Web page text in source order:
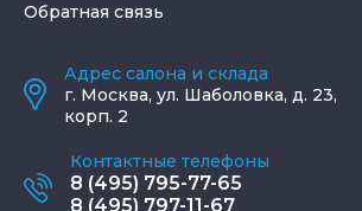
Обратная связь
Адрес салона и склада
г. Москва, ул. Шаболовка, д. 23,
корп. 2
Контактные телефоны
8 (495) 795-77-65
8 (495) 797-11-67